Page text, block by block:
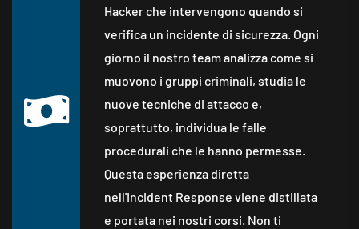
Hacker che intervengono quando si
verifica un incidente di sicurezza. Ogni
giorno il nostro team analizza come si
muovono i gruppi criminali, studia le
nuove tecniche di attacco e,
soprattutto, individua le falle
procedurali che le hanno permesse.
Questa esperienza diretta
nell'Incident Response viene distillata
e portata nei nostri corsi. Non ti